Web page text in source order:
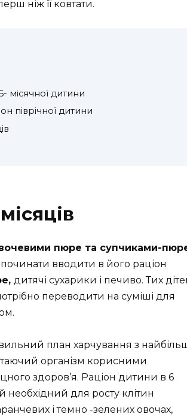
ніж її ковтати.
місячної дитини
піврічної дитини
пюре та супчиками-
вводити в його раціон
дитячі сухарики і печиво. Тих
переводити на суміші для
план харчування з
організм корисними
здоров’я. Раціон дитини в 6
необхідний для росту клітин
і темно -зелених овочах,